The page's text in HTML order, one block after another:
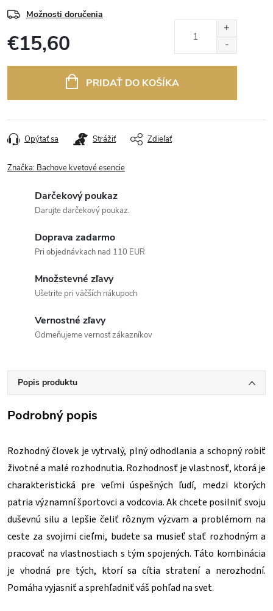
Možnosti doručenia
€15,60
PRIDAŤ DO KOŠÍKA
Opýtať sa Strážiť Zdieľať
Značka: Bachove kvetové esencie
Darčekový poukaz
Darujte darčekový poukaz.
Doprava zadarmo
Pri objednávkach nad 110 EUR
Množstevné zľavy
Ušetrite pri väčších nákupoch
Vernostné zľavy
Odmeňujeme vernosť zákazníkov
Popis produktu
Podrobný popis
Rozhodný človek je vytrvalý, plný odhodlania a schopný robiť
životné a malé rozhodnutia. Rozhodnosť je vlastnosť, ktorá je
charakteristická pre veľmi úspešných ľudí, medzi ktorých
patria významní športovci a vodcovia. Ak chcete posilniť svoju
duševnú silu a lepšie čeliť rôznym výzvam a problémom na
ceste za svojimi cieľmi, budete sa musieť stať rozhodným a
pracovať na vlastnostiach s tým spojených. Táto kombinácia
je vhodná pre tých, ktorí sa cítia stratení a nerozhodní.
Pomáha vyjasniť a sprehľadniť váš pohľad na svet.